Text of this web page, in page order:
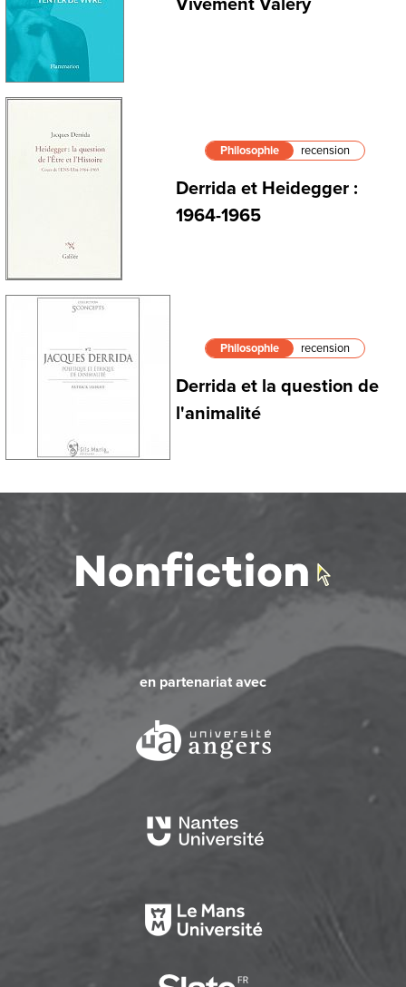
Vivement Valéry
Philosophie recension
Derrida et Heidegger :
1964-1965
Philosophie recension
Derrida et la question de
l'animalité
en partenariat avec